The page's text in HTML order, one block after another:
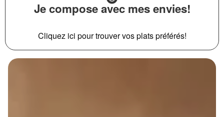
Je compose avec mes envies!
Cliquez ici pour trouver vos plats préférés!